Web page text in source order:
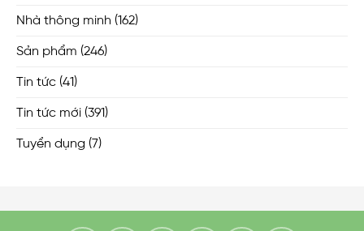
Nhà thông minh (162)
Sản phẩm (246)
Tin tức (41)
Tin tức mới (391)
Tuyển dụng (7)